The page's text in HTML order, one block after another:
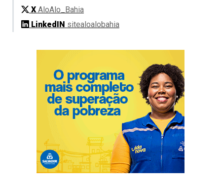
X AloAlo_Bahia
LinkedIN sitealoalobahia